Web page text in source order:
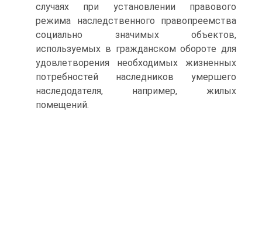
случаях при установлении правового
режима наследственного правопреемства
социально значимых объектов,
используемых в гражданском обороте для
удовлетворения необходимых жизненных
потребностей наследников умершего
наследодателя, например, жилых
помещений.